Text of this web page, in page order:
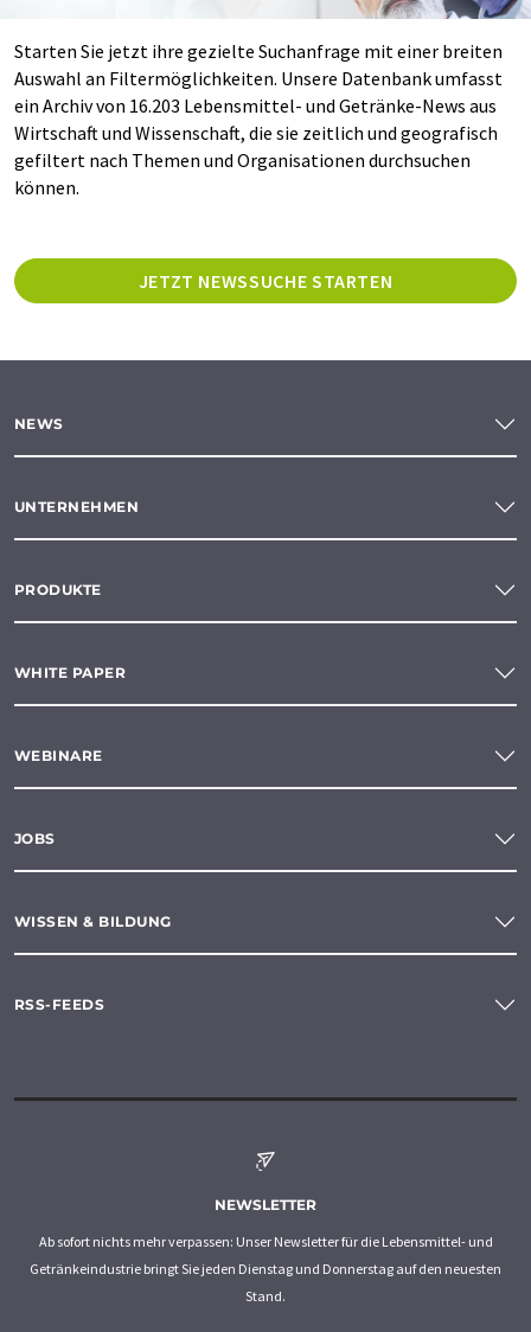
Starten Sie jetzt ihre gezielte Suchanfrage mit einer breiten
Auswahl an Filtermöglichkeiten. Unsere Datenbank umfasst
ein Archiv von 16.203 Lebensmittel- und Getränke-News aus
Wirtschaft und Wissenschaft, die sie zeitlich und geografisch
gefiltert nach Themen und Organisationen durchsuchen
können.
JETZT NEWSSUCHE STARTEN
NEWS
UNTERNEHMEN
PRODUKTE
WHITE PAPER
WEBINARE
JOBS
WISSEN & BILDUNG
RSS-FEEDS
NEWSLETTER
Ab sofort nichts mehr verpassen: Unser Newsletter für die Lebensmittel- und
Getränkeindustrie bringt Sie jeden Dienstag und Donnerstag auf den neuesten
Stand.